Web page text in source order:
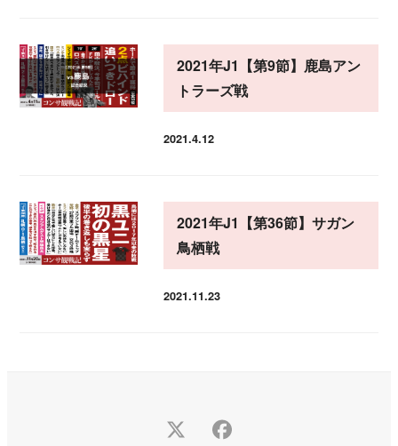
2021年J1【第9節】鹿島アン
トラーズ戦
投稿日
2021.4.12
2021年J1【第36節】サガン
鳥栖戦
投稿日
2021.11.23
TwitterFacebook